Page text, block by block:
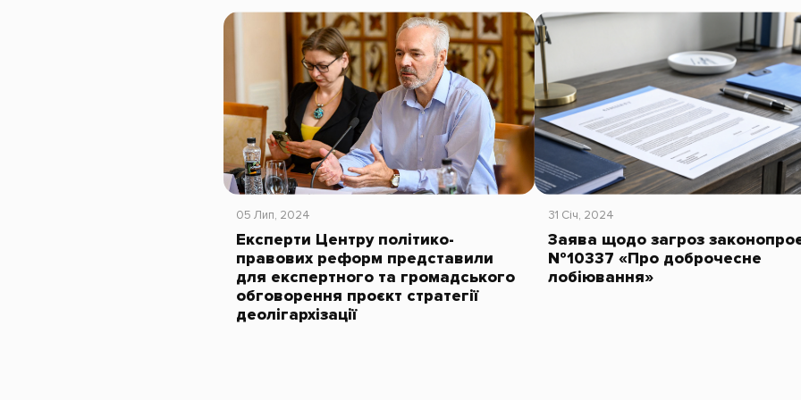
05 Лип, 2024
Експерти Центру політико-
правових реформ представили
для експертного та громадського
обговорення проєкт стратегії
деолігархізації
31 Січ, 2024
Заява щодо загроз
№10337 «Про доброчесне
лобіювання»